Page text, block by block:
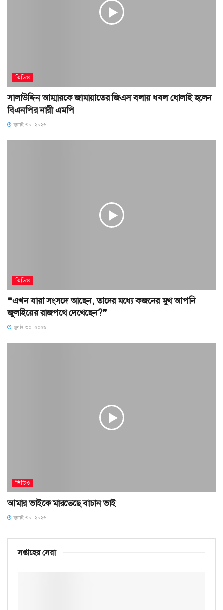
ভিডিও
সালাউদ্দিন আম্মারকে জামায়াতের জিএস বলায় ধবল ধোলাই হলেন
বিএনপির নারী এমপি
জুলাই ৩০, ২০২৬
ভিডিও
❝এখন যারা সংসদে আছেন, তাদের মধ্যে কজনের মুখ আপনি
জুলাইয়ের রাজপথে দেখেছেন?❞
জুলাই ৩০, ২০২৬
ভিডিও
আমার ভাইকে মারতেছে বাচান ভাই
জুলাই ৩০, ২০২৬
সপ্তাহের সেরা